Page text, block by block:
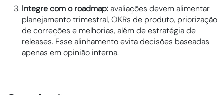
Integre com o roadmap:avaliações devem alimentar
planejamento trimestral, OKRs de produto, priorização
de correções e melhorias, além de estratégia de
releases. Esse alinhamento evita decisões baseadas
apenas em opinião interna.